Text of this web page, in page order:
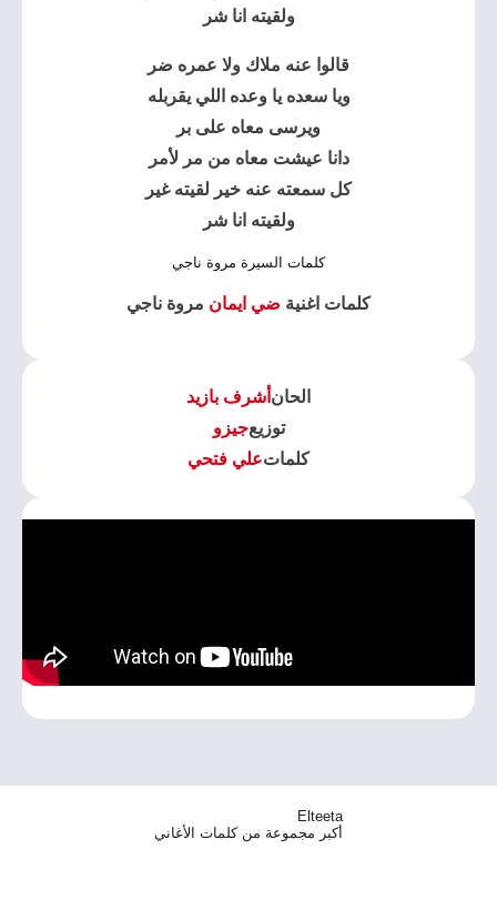
ولقيته انا شر
قالوا عنه ملاك ولا عمره ضر
ويا سعده يا وعده اللي يقربله
ويرسى معاه على بر
دانا عيشت معاه من مر لأمر
كل سمعته عنه خير لقيته غير
ولقيته انا شر
كلمات السيرة مروة ناجي
كلمات اغنية ضي ايمان مروة ناجي
الحان أشرف بازيد
توزيعجيزو
كلماتعلي فتحي
Elteeta
أكبر مجموعة من كلمات الأغاني